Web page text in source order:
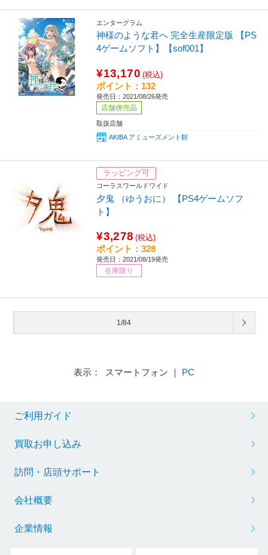
エンターグラム
神様のような君へ 完全生産限定版 【PS
4ゲームソフト】【sof001】
¥13,170 (税込)
ポイント：132
発売日：2021/08/26発売
店舗併売品
取扱店舗
AKIBA アミューズメント館
ラッピング可
コーラスワールドワイド
夕鬼 （ゆうおに） 【PS4ゲームソフ
ト】
¥3,278 (税込)
ポイント：328
発売日：2021/08/19発売
在庫限り
1/84
表示： スマートフォン ｜ PC
ご利用ガイド
買取お申し込み
訪問・店頭サポート
会社概要
企業情報